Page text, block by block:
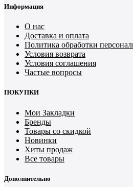
Информация
О нас
Доставка и оплата
Политика обработки
Условия возврата
Условия соглашения
Частые вопросы
ПОКУПКИ
Мои Закладки
Бренды
Товары со скидкой
Новинки
Хиты продаж
Все товары
Дополнительно